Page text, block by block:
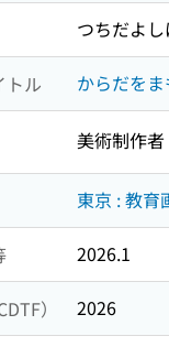
つちだよ
トル からだを
美術制作者
東京 : 教育
2026.1
） 2026